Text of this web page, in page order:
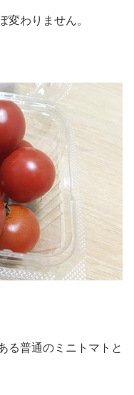
変わりません。
る普通のミニトマトと